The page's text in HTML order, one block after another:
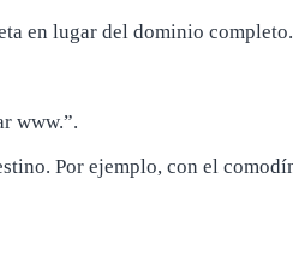
en lugar del dominio completo.
www.”.
Por ejemplo, con el